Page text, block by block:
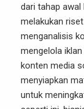
dari tahap
melakukan
menganalisis
mengelola
konten media
menyiapkan
untuk